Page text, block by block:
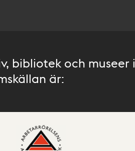
bibliotek och museer i
är: